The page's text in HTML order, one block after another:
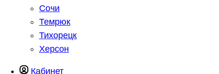
Сочи
Темрюк
Тихорецк
Херсон
Кабинет